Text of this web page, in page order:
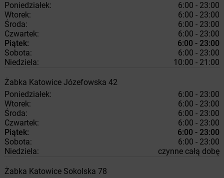
Poniedziałek:
6:00 - 23:00
Wtorek:
6:00 - 23:00
Środa:
6:00 - 23:00
Czwartek:
6:00 - 23:00
Piątek:
6:00 - 23:00
Sobota:
6:00 - 23:00
Niedziela:
10:00 - 21:00
Żabka Katowice Józefowska 42
Poniedziałek:
6:00 - 23:00
Wtorek:
6:00 - 23:00
Środa:
6:00 - 23:00
Czwartek:
6:00 - 23:00
Piątek:
6:00 - 23:00
Sobota:
6:00 - 23:00
Niedziela:
czynne całą dobę
Żabka Katowice Sokolska 78